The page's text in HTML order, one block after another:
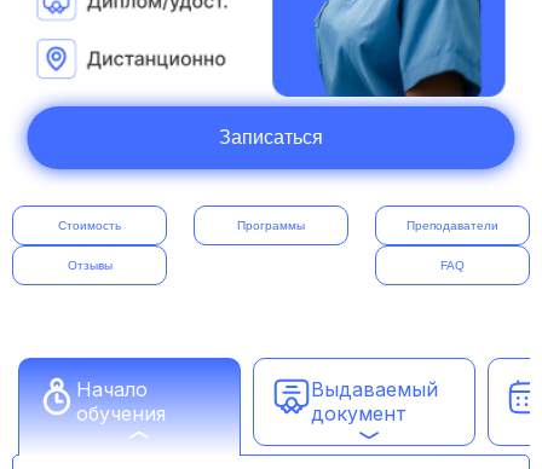
Записаться
Стоимость Программы Преподаватели
Отзывы FAQ
Начало
обучения
Выдаваемый
документ